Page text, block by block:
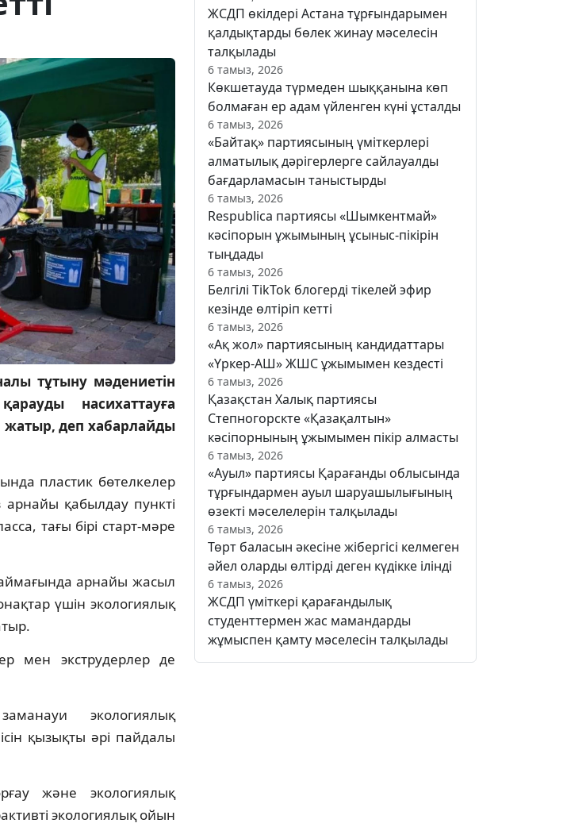
тұтыну мәдениетін
насихаттауға
жатыр, деп хабарлайды
пластик бөтелкелер
қабылдау пункті
тағы бірі старт-мәре
арнайы жасыл
үшін экологиялық
мен экструдерлер де
экологиялық
қызықты әрі пайдалы
және экологиялық
экологиялық ойын
ЖСДП өкілдері Астана тұрғындарымен
қалдықтарды бөлек жинау мәселесін
талқылады
6 тамыз, 2026
Көкшетауда түрмеден шыққанына көп
болмаған ер адам үйленген күні ұсталды
6 тамыз, 2026
«Байтақ» партиясының үміткерлері
алматылық дәрігерлерге сайлауалды
бағдарламасын таныстырды
6 тамыз, 2026
Respublica партиясы «Шымкентмай»
кәсіпорын ұжымының ұсыныс-пікірін
тыңдады
6 тамыз, 2026
Белгілі TikTok блогерді тікелей эфир
кезінде өлтіріп кетті
6 тамыз, 2026
«Ақ жол» партиясының кандидаттары
«Үркер-АШ» ЖШС ұжымымен кездесті
6 тамыз, 2026
Қазақстан Халық партиясы
Степногорскте «Қазақалтын»
кәсіпорнының ұжымымен пікір алмасты
6 тамыз, 2026
«Ауыл» партиясы Қарағанды облысында
тұрғындармен ауыл шаруашылығының
өзекті мәселелерін талқылады
6 тамыз, 2026
Төрт баласын әкесіне жібергісі келмеген
әйел оларды өлтірді деген күдікке ілінді
6 тамыз, 2026
ЖСДП үміткері қарағандылық
студенттермен жас мамандарды
жұмыспен қамту мәселесін талқылады